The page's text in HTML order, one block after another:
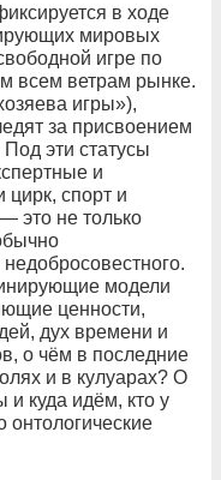
в ходе
мировых
игре по
всем ветрам рынке.
игры»),
за присвоением
эти статусы
и
спорт и
это не только
модели
ценности,
дух времени и
о чём в последние
и в кулуарах? О
и куда идём, кто у
онтологические